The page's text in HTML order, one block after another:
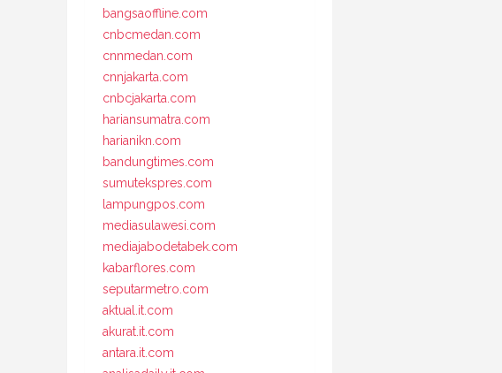
bangsaoffline.com
cnbcmedan.com
cnnmedan.com
cnnjakarta.com
cnbcjakarta.com
hariansumatra.com
harianikn.com
bandungtimes.com
sumutekspres.com
lampungpos.com
mediasulawesi.com
mediajabodetabek.com
kabarflores.com
seputarmetro.com
aktual.it.com
akurat.it.com
antara.it.com